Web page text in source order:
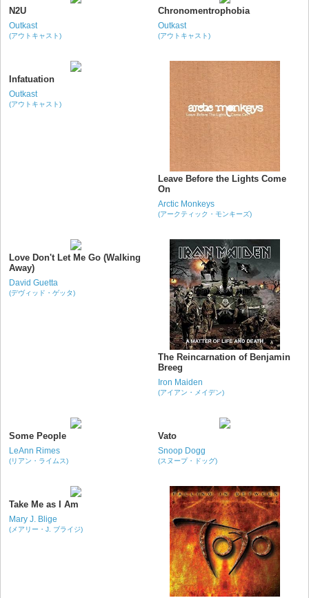
N2U
Outkast
(アウトキャスト)
Chronomentrophobia
Outkast
(アウトキャスト)
Infatuation
Outkast
(アウトキャスト)
Leave Before the Lights Come
On
Arctic Monkeys
(アークティック・モンキーズ)
Love Don't Let Me Go (Walking
Away)
David Guetta
(デヴィッド・ゲッタ)
The Reincarnation of Benjamin
Breeg
Iron Maiden
(アイアン・メイデン)
Some People
LeAnn Rimes
(リアン・ライムス)
Vato
Snoop Dogg
(スヌープ・ドッグ)
Take Me as I Am
Mary J. Blige
(メアリー・J. ブライジ)